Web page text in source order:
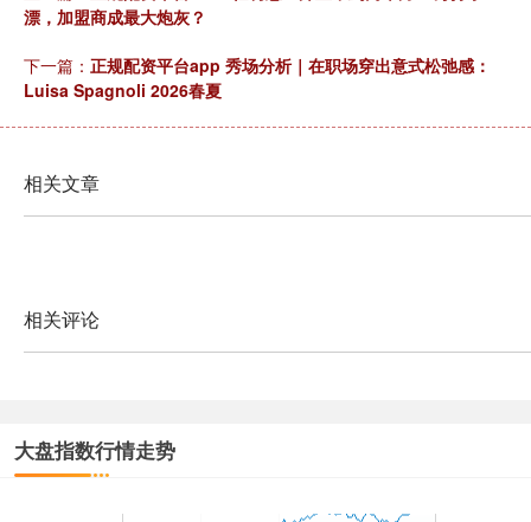
漂，加盟商成最大炮灰？
下一篇： 正规配资平台app 秀场分析｜在职场穿出意式松弛感：
Luisa Spagnoli 2026春夏
相关文章
相关评论
大盘指数行情走势
基金指数